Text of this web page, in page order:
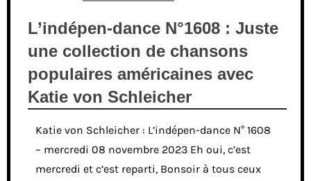
L’indépen-dance N°1608 : Juste
une collection de chansons
populaires américaines avec
Katie von Schleicher
Katie von Schleicher : L’indépen-dance N° 1608
– mercredi 08 novembre 2023 Eh oui, c’est
mercredi et c’est reparti, Bonsoir à tous ceux